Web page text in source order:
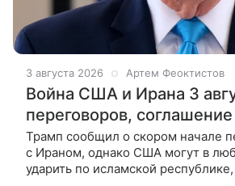
3 августа 2026 Артем Феоктистов
Война США и Ирана 3
переговоров,
Трамп сообщил о скором начале
с Ираном, однако США могут в
ударить по исламской